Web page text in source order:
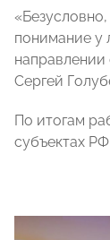
понимание у
Сергей
По итогам
субъектах